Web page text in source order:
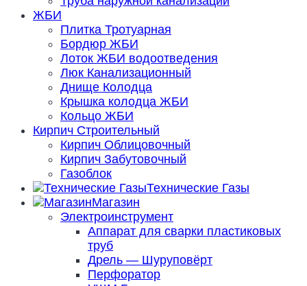
ЖБИ
Плитка Тротуарная
Бордюр ЖБИ
Лоток ЖБИ водоотведения
Люк Канализационный
Днище Колодца
Крышка колодца ЖБИ
Кольцо ЖБИ
Кирпич Строительный
Кирпич Облицовочный
Кирпич Забутовочный
Газоблок
Технические Газы
Магазин
Электроинструмент
Аппарат для сварки пластиковых
труб
Дрель — Шуруповёрт
Перфоратор